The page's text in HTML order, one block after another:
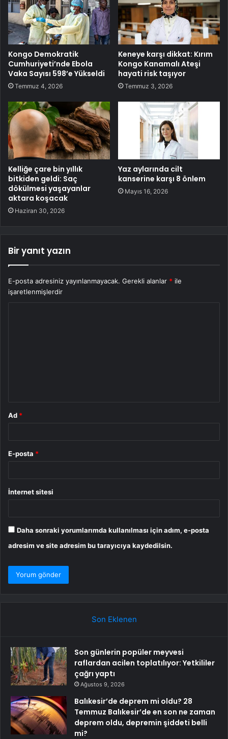
Kongo Demokratik
Cumhuriyeti’nde Ebola
Vaka Sayısı 598’e Yükseldi
Temmuz 4, 2026
Keneye karşı dikkat: Kırım
Kongo Kanamalı Ateşi
hayati risk taşıyor
Temmuz 3, 2026
Kelliğe çare bin yıllık
bitkiden geldi: Saç
dökülmesi yaşayanlar
aktara koşacak
Haziran 30, 2026
Yaz aylarında cilt
kanserine karşı 8 önlem
Mayıs 16, 2026
Bir yanıt yazın
E-posta adresiniz yayınlanmayacak. Gerekli alanlar * ile
işaretlenmişlerdir
Ad *
E-posta *
İnternet sitesi
Daha sonraki yorumlarımda kullanılması için adım, e-posta
adresim ve site adresim bu tarayıcıya kaydedilsin.
Son Eklenen
Son günlerin popüler meyvesi
raflardan acilen toplatılıyor: Yetkililer
çağrı yaptı
Ağustos 9, 2026
Balıkesir’de deprem mi oldu? 28
Temmuz Balıkesir’de en son ne zaman
deprem oldu, depremin şiddeti belli
mi?